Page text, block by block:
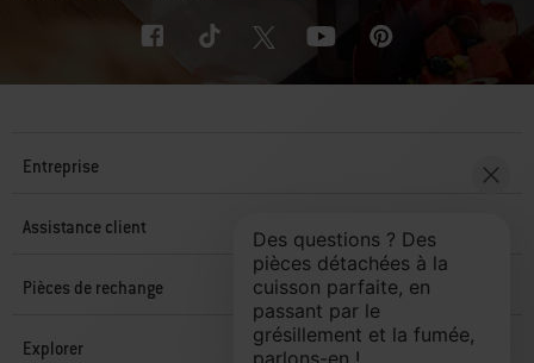
Entreprise
Assistance client
Pièces de rechange
Explorer